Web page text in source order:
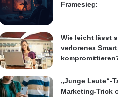
Framesieg:
Wie leicht lässt
verlorenes
„Junge Leute“-
Marketing-Trick